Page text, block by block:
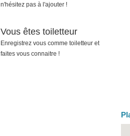
n'hésitez pas à l'ajouter !
Vous êtes toiletteur
Enregistrez vous comme toiletteur et
faites vous connaitre !